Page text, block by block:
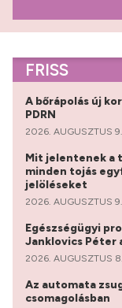
FRISS
A bőrápolás új
PDRN
2026. AUGUSZTUS 9.
Mit jelentenek a
minden tojás
jelöléseket
2026. AUGUSZTUS 9.
Egészségügyi
Janklovics Péter
2026. AUGUSZTUS 8.
Az automata
csomagolásban